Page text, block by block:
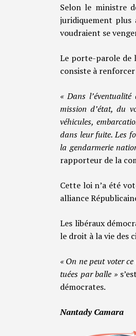
Selon le ministre
juridiquement plus
voudraient se
Le porte-parole de
consiste à
« Dans
mission d’état, du
véhicules,
dans leur fuite. Les
la gendarmerie
rapporteur de la
Cette loi n’a été
alliance
Les libéraux
le droit à la vie des
« On ne peut voter
tuées par balle »
démocrates.
Nantady Camara